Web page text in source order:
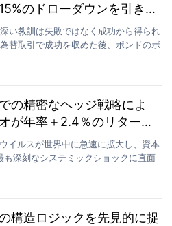
のドローダウンを引き起
い教訓は失敗ではなく成功から得られ
替取引で成功を収めた後、ポンドのボ
の精密なヘッジ戦略によ
が年率＋2.4％のリターン
イルスが世界中に急速に拡大し、資本
深刻なシステミックショックに直面
構造ロジックを先見的に捉